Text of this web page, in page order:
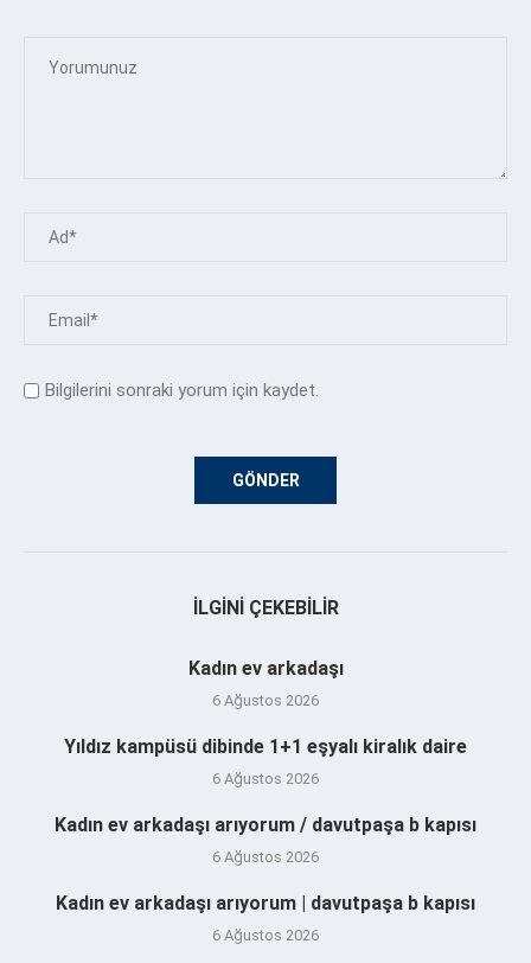
Bilgilerini sonraki yorum için kaydet.
İLGINI ÇEKEBILIR
Kadın ev arkadaşı
6 Ağustos 2026
Yıldız kampüsü dibinde 1+1 eşyalı kiralık daire
6 Ağustos 2026
Kadın ev arkadaşı arıyorum / davutpaşa b kapısı
6 Ağustos 2026
Kadın ev arkadaşı arıyorum | davutpaşa b kapısı
6 Ağustos 2026